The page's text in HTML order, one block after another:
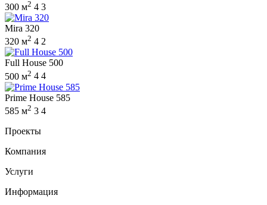
300 м2 4 3
Mira 320
320 м2 4 2
Full House 500
500 м2 4 4
Prime House 585
585 м2 3 4
Проекты
Компания
Услуги
Информация